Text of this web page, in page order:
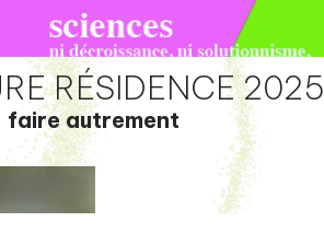
RÉSIDENCE 2025
faire autrement